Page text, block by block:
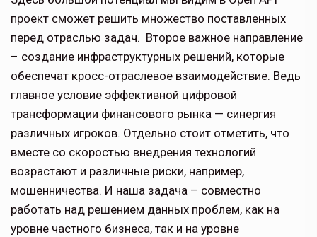
проект сможет решить множество поставленных
перед отраслью задач. Второе важное направление
– создание инфраструктурных решений, которые
обеспечат кросс-отраслевое взаимодействие. Ведь
главное условие эффективной цифровой
трансформации финансового рынка — синергия
различных игроков. Отдельно стоит отметить, что
вместе со скоростью внедрения технологий
возрастают и различные риски, например,
мошенничества. И наша задача – совместно
работать над решением данных проблем, как на
уровне частного бизнеса, так и на уровне